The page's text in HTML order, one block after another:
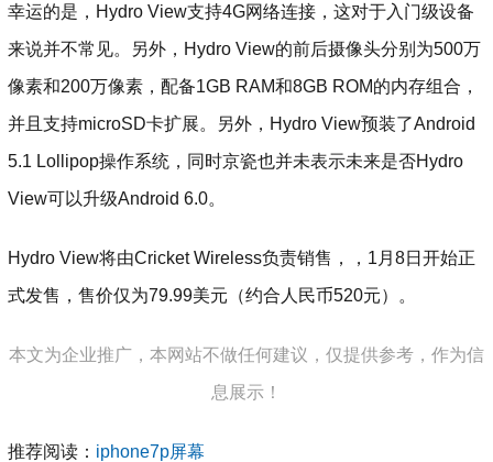
幸运的是，Hydro View支持4G网络连接，这对于入门级设备
来说并不常见。另外，Hydro View的前后摄像头分别为500万
像素和200万像素，配备1GB RAM和8GB ROM的内存组合，
并且支持microSD卡扩展。另外，Hydro View预装了Android
5.1 Lollipop操作系统，同时京瓷也并未表示未来是否Hydro
View可以升级Android 6.0。
Hydro View将由Cricket Wireless负责销售，，1月8日开始正
式发售，售价仅为79.99美元（约合人民币520元）。
本文为企业推广，本网站不做任何建议，仅提供参考，作为信
息展示！
推荐阅读： iphone7p屏幕